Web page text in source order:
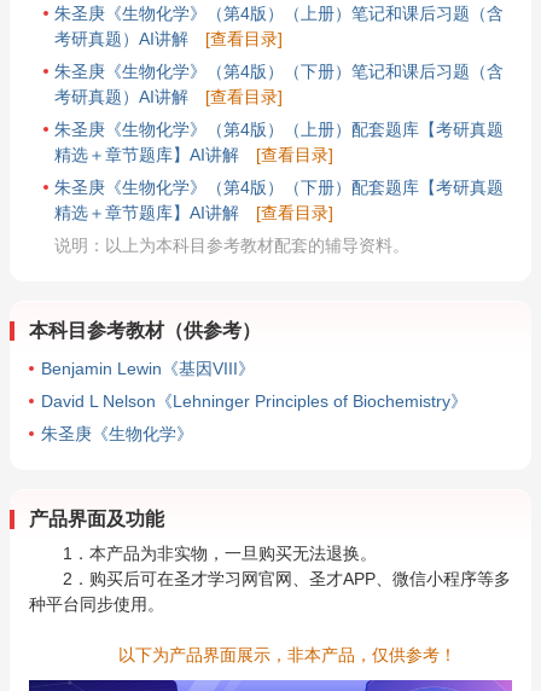
朱圣庚《生物化学》（第4版）（上册）笔记和课后习题（含
考研真题）AI讲解
[查看目录]
朱圣庚《生物化学》（第4版）（下册）笔记和课后习题（含
考研真题）AI讲解
[查看目录]
朱圣庚《生物化学》（第4版）（上册）配套题库【考研真题
精选＋章节题库】AI讲解
[查看目录]
朱圣庚《生物化学》（第4版）（下册）配套题库【考研真题
精选＋章节题库】AI讲解
[查看目录]
说明：以上为本科目参考教材配套的辅导资料。
本科目参考教材（供参考）
Benjamin Lewin《基因VIII》
David L Nelson《Lehninger Principles of Biochemistry》
朱圣庚《生物化学》
产品界面及功能
1．本产品为非实物，一旦购买无法退换。
2．购买后可在圣才学习网官网、圣才APP、微信小程序等多
种平台同步使用。
以下为产品界面展示，非本产品，仅供参考！